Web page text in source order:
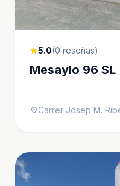
star5.0(0 reseñas)
Mesaylo 96 SL
location_onCarrer Josep M.